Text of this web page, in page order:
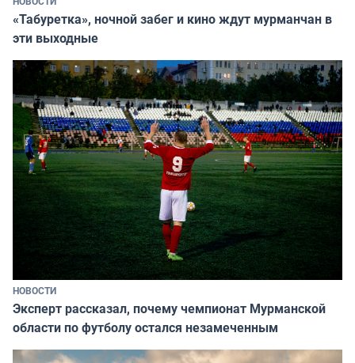
«Табуретка», ночной забег и кино ждут мурманчан в
эти выходные
НОВОСТИ
Эксперт рассказал, почему чемпионат Мурманской
области по футболу остался незамеченным